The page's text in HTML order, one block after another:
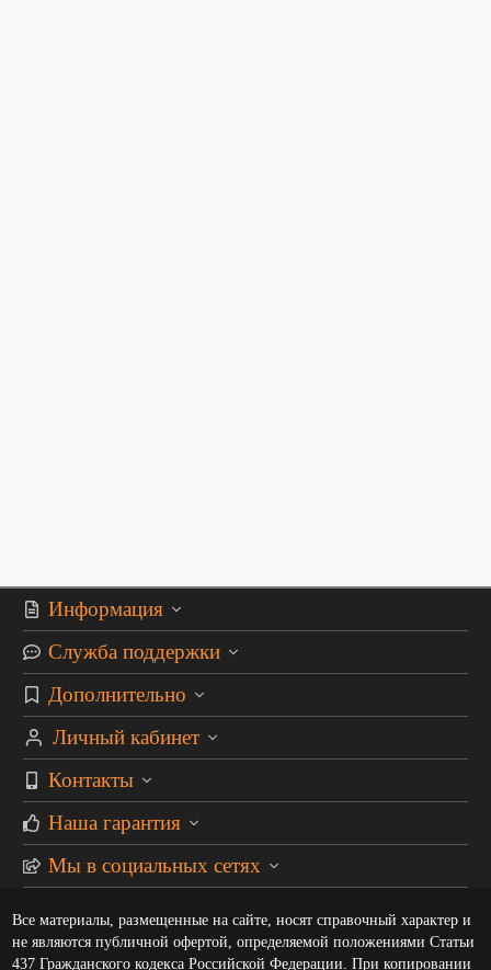
Информация
Служба поддержки
Дополнительно
Личный кабинет
Контакты
Наша гарантия
Мы в социальных сетях
Все материалы, размещенные на сайте, носят справочный характер и
не являются публичной офертой, определяемой положениями Статьи
437 Гражданского кодекса Российской Федерации. При копировании